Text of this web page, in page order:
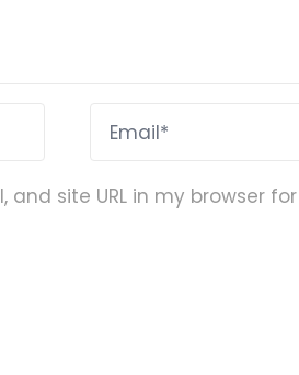
and site URL in my browser